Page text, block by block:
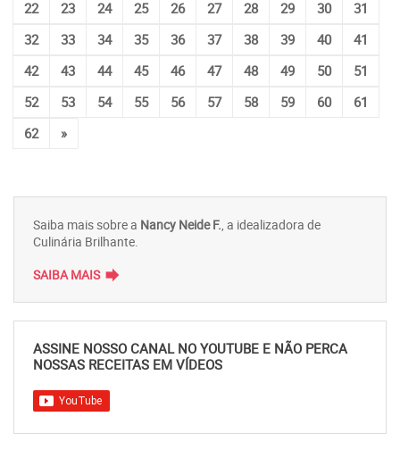
22
23 24 25 26 27 28 29 30
31
32
33 34 35 36 37 38 39 40
41
42
43 44 45 46 47 48 49 50
51
52
53 54 55 56 57 58 59 60
61
62
»
Saiba mais sobre a Nancy Neide F. , a idealizadora de
Culinária Brilhante.
SAIBA MAIS forward
ASSINE NOSSO CANAL NO YOUTUBE E NÃO PERCA
NOSSAS RECEITAS EM VÍDEOS